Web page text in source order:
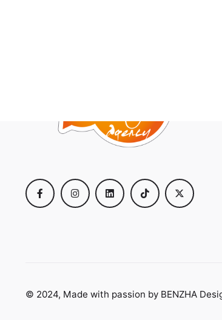
© 2024, Made with passion by BENZHA